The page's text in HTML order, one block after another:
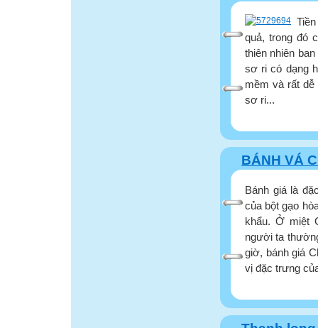
quả, trong đó
thiên nhiên
sơ ri có dạng
mềm và rất
sơ ri...
BÁNH VÁ
Bánh giá là
của bột gạo
khẩu. Ở miệt
người ta
giờ, bánh giá
vị đặc trưng